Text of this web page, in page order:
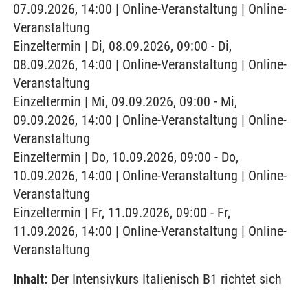
07.09.2026, 14:00 | Online-Veranstaltung | Online-
Veranstaltung
Einzeltermin | Di, 08.09.2026, 09:00 - Di,
08.09.2026, 14:00 | Online-Veranstaltung | Online-
Veranstaltung
Einzeltermin | Mi, 09.09.2026, 09:00 - Mi,
09.09.2026, 14:00 | Online-Veranstaltung | Online-
Veranstaltung
Einzeltermin | Do, 10.09.2026, 09:00 - Do,
10.09.2026, 14:00 | Online-Veranstaltung | Online-
Veranstaltung
Einzeltermin | Fr, 11.09.2026, 09:00 - Fr,
11.09.2026, 14:00 | Online-Veranstaltung | Online-
Veranstaltung
Inhalt: Der Intensivkurs Italienisch B1 richtet sich